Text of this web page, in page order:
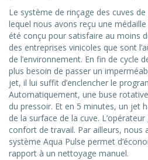
Le système de rinçage des cuves
lequel nous avons reçu une
été conçu pour satisfaire au moins
des entreprises vinicoles que sont
de l’environnement. En fin de cycle
plus besoin de passer un
jet, il lui suffit d’enclencher le
Automatiquement, une buse
du pressoir. Et en 5 minutes, un jet
de la surface de la cuve.
confort de travail. Par ailleurs, nous
système Aqua Pulse permet
rapport à un nettoyage manuel.